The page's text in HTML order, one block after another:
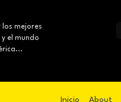
mejores
el mundo
Inicio About